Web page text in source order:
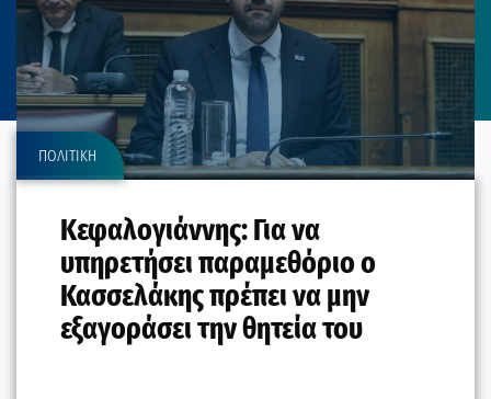
ΠΟΛΙΤΙΚΗ
Κεφαλογιάννης: Για να
υπηρετήσει παραμεθόριο ο
Κασσελάκης πρέπει να μην
εξαγοράσει την θητεία του